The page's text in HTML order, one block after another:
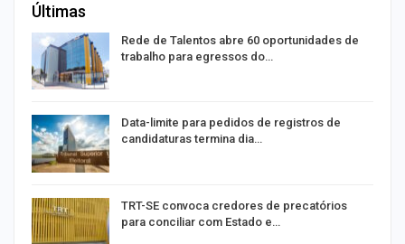
Últimas
Rede de Talentos abre 60 oportunidades de
trabalho para egressos do…
Data-limite para pedidos de registros de
candidaturas termina dia…
TRT-SE convoca credores de precatórios
para conciliar com Estado e…